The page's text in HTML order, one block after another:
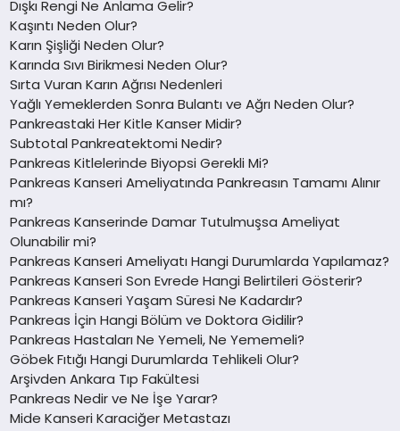
Dışkı Rengi Ne Anlama Gelir?
Kaşıntı Neden Olur?
Karın Şişliği Neden Olur?
Karında Sıvı Birikmesi Neden Olur?
Sırta Vuran Karın Ağrısı Nedenleri
Yağlı Yemeklerden Sonra Bulantı ve Ağrı Neden Olur?
Pankreastaki Her Kitle Kanser Midir?
Subtotal Pankreatektomi Nedir?
Pankreas Kitlelerinde Biyopsi Gerekli Mi?
Pankreas Kanseri Ameliyatında Pankreasın Tamamı Alınır
mı?
Pankreas Kanserinde Damar Tutulmuşsa Ameliyat
Olunabilir mi?
Pankreas Kanseri Ameliyatı Hangi Durumlarda Yapılamaz?
Pankreas Kanseri Son Evrede Hangi Belirtileri Gösterir?
Pankreas Kanseri Yaşam Süresi Ne Kadardır?
Pankreas İçin Hangi Bölüm ve Doktora Gidilir?
Pankreas Hastaları Ne Yemeli, Ne Yememeli?
Göbek Fıtığı Hangi Durumlarda Tehlikeli Olur?
Arşivden Ankara Tıp Fakültesi
Pankreas Nedir ve Ne İşe Yarar?
Mide Kanseri Karaciğer Metastazı